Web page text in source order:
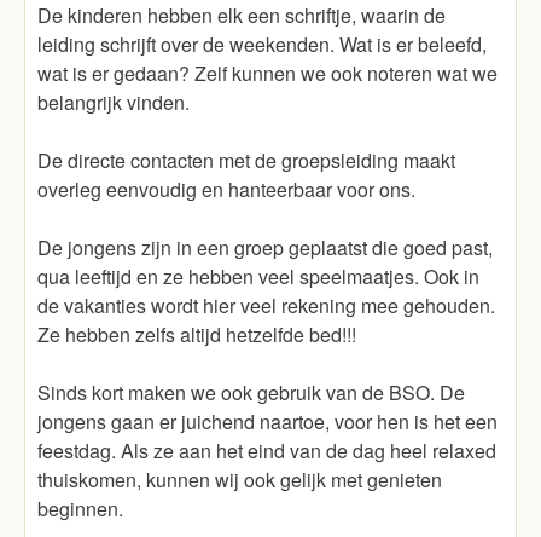
De kinderen hebben elk een schriftje, waarin de
leiding schrijft over de weekenden. Wat is er beleefd,
wat is er gedaan? Zelf kunnen we ook noteren wat we
belangrijk vinden.
De directe contacten met de groepsleiding maakt
overleg eenvoudig en hanteerbaar voor ons.
De jongens zijn in een groep geplaatst die goed past,
qua leeftijd en ze hebben veel speelmaatjes. Ook in
de vakanties wordt hier veel rekening mee gehouden.
Ze hebben zelfs altijd hetzelfde bed!!!
Sinds kort maken we ook gebruik van de BSO. De
jongens gaan er juichend naartoe, voor hen is het een
feestdag. Als ze aan het eind van de dag heel relaxed
thuiskomen, kunnen wij ook gelijk met genieten
beginnen.